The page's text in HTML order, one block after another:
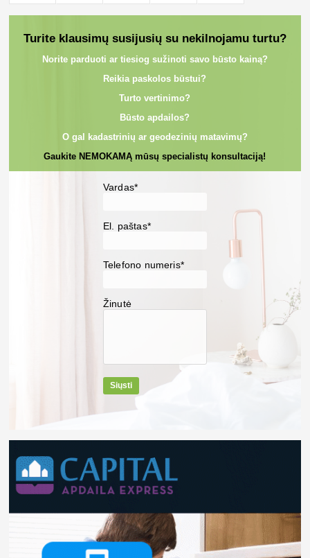
Turite klausimų susijusių su nekilnojamu turtu?
Norite parduoti ar tiesiog sužinoti savo būsto kainą?
Reikia paskolos būstui?
Turto vertinimo?
Būsto apdailos?
O gal kadastrinių ar geodezinių matavimų?
Gaukite NEMOKAMĄ mūsų specialistų konsultaciją!
Vardas*
El. paštas*
Telefono numeris*
Žinutė
Siųsti